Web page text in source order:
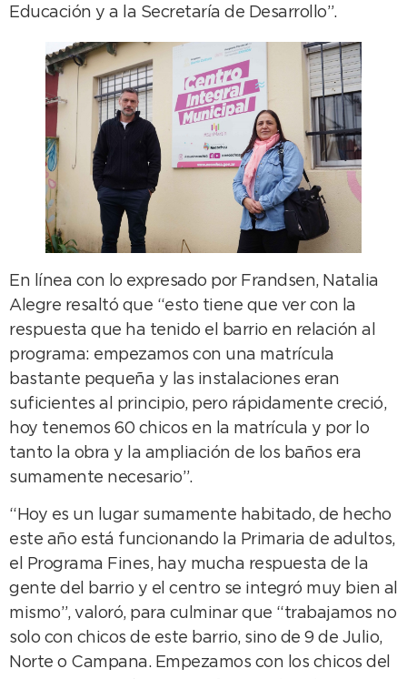
Educación y a la Secretaría de Desarrollo”.
En línea con lo expresado por Frandsen, Natalia
Alegre resaltó que “esto tiene que ver con la
respuesta que ha tenido el barrio en relación al
programa: empezamos con una matrícula
bastante pequeña y las instalaciones eran
suficientes al principio, pero rápidamente creció,
hoy tenemos 60 chicos en la matrícula y por lo
tanto la obra y la ampliación de los baños era
sumamente necesario”.
“Hoy es un lugar sumamente habitado, de hecho
este año está funcionando la Primaria de adultos,
el Programa Fines, hay mucha respuesta de la
gente del barrio y el centro se integró muy bien al
mismo”, valoró, para culminar que “trabajamos no
solo con chicos de este barrio, sino de 9 de Julio,
Norte o Campana. Empezamos con los chicos del